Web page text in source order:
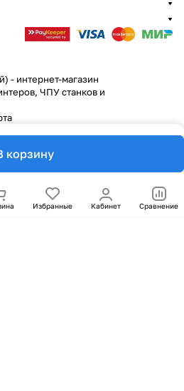
корзину
Избранные Кабинет Сравнение
- интернет-магазин
ЧПУ станков и